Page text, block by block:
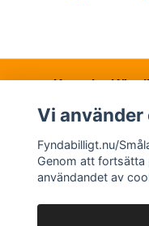
Kontakt
© Copyright 2026
Vi använder
Fyndabilligt.nu/
Genom att fortsätta
användandet av